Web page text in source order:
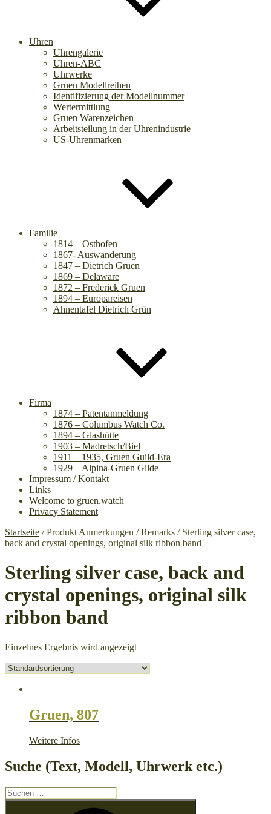
Uhren
Uhrengalerie
Uhren-ABC
Uhrwerke
Gruen Modellreihen
Identifizierung der Modellnummer
Wertermittlung
Gruen Warenzeichen
Arbeitsteilung in der Uhrenindustrie
US-Uhrenmarken
Familie
1814 – Osthofen
1867- Auswanderung
1847 – Dietrich Gruen
1869 – Delaware
1872 – Frederick Gruen
1894 – Europareisen
Ahnentafel Dietrich Grün
Firma
1874 – Patentanmeldung
1876 – Columbus Watch Co.
1894 – Glashütte
1903 – Madretsch/Biel
1911 – 1935, Gruen Guild-Era
1929 – Alpina-Gruen Gilde
Impressum / Kontakt
Links
Welcome to gruen.watch
Privacy Statement
Startseite / Produkt Anmerkungen / Remarks / Sterling silver case,
back and crystal openings, original silk ribbon band
Sterling silver case, back and
crystal openings, original silk
ribbon band
Einzelnes Ergebnis wird angezeigt
Gruen, 807
Weitere Infos
Suche (Text, Modell, Uhrwerk etc.)
Suche
nach: